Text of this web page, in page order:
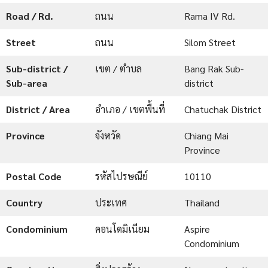
Road / Rd. ถนน Rama IV Rd.
Street ถนน Silom Street
Sub-district /
Sub-area
เขต / ตำบล
Bang Rak Sub-
district
District / Area อำเภอ / เขตพื้นที่ Chatuchak District
Province จังหวัด
Chiang Mai
Province
Postal Code รหัสไปรษณีย์ 10110
Country ประเทศ Thailand
Condominium คอนโดมิเนียม
Aspire
Condominium